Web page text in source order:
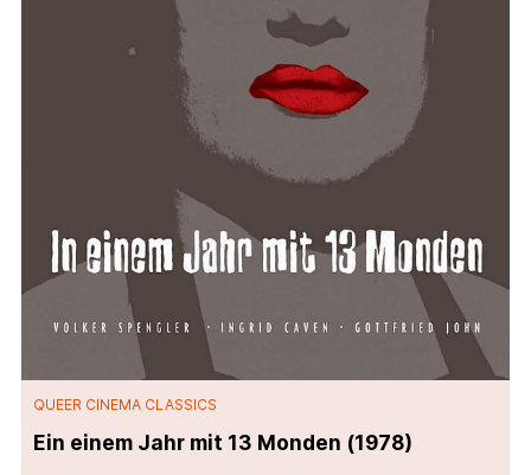
QUEER CINEMA CLASSICS
Ein einem Jahr mit 13 Monden (1978)